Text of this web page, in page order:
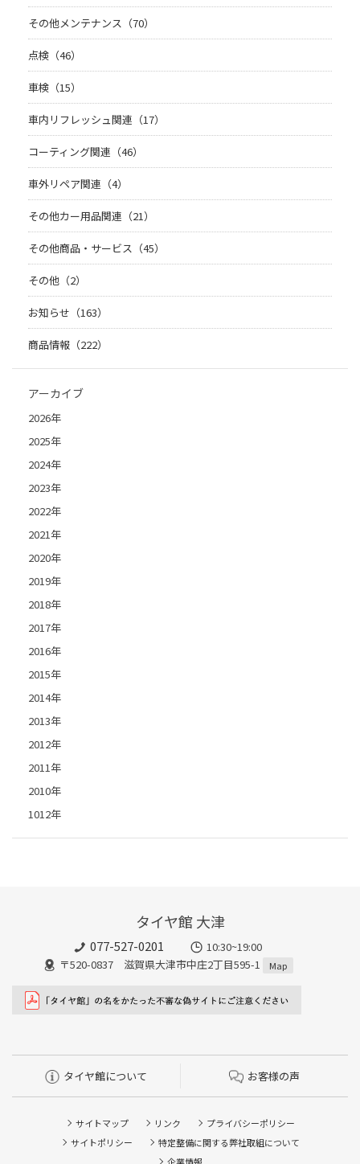
その他メンテナンス（70）
点検（46）
車検（15）
車内リフレッシュ関連（17）
コーティング関連（46）
車外リペア関連（4）
その他カー用品関連（21）
その他商品・サービス（45）
その他（2）
お知らせ（163）
商品情報（222）
アーカイブ
2026年
2025年
2024年
2023年
2022年
2021年
2020年
2019年
2018年
2017年
2016年
2015年
2014年
2013年
2012年
2011年
2010年
1012年
タイヤ館 大津
077-527-0201
10:30~19:00
〒520-0837 滋賀県大津市中庄2丁目595-1
Map
タイヤ館について お客様の声
サイトマップ リンク
プライバシーポリシー
サイトポリシー
特定整備に関する弊社取組について